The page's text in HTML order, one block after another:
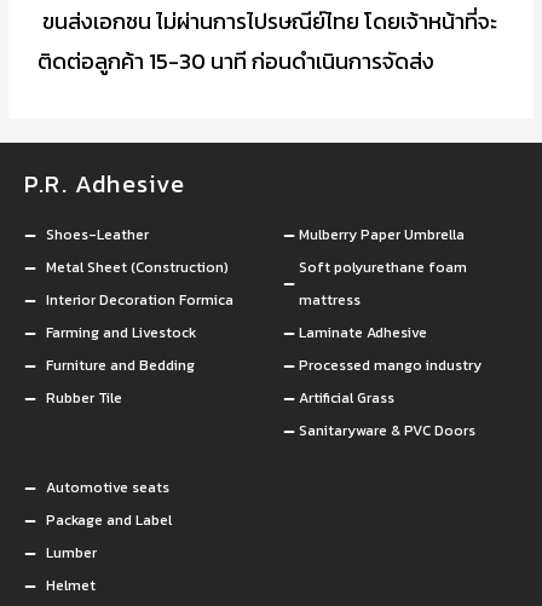
ขนส่งเอกชน ไม่ผ่านการไปรษณีย์ไทย โดยเจ้าหน้าที่จะ
ติดต่อลูกค้า 15-30 นาที ก่อนดำเนินการจัดส่ง
P.R. Adhesive
Shoes-Leather
Metal Sheet (Construction)
Interior Decoration Formica
Farming and Livestock
Furniture and Bedding
Rubber Tile
Mulberry Paper Umbrella
Soft polyurethane foam
mattress
Laminate Adhesive
Processed mango industry
Artificial Grass
Sanitaryware & PVC Doors
Automotive seats
Package and Label
Lumber
Helmet